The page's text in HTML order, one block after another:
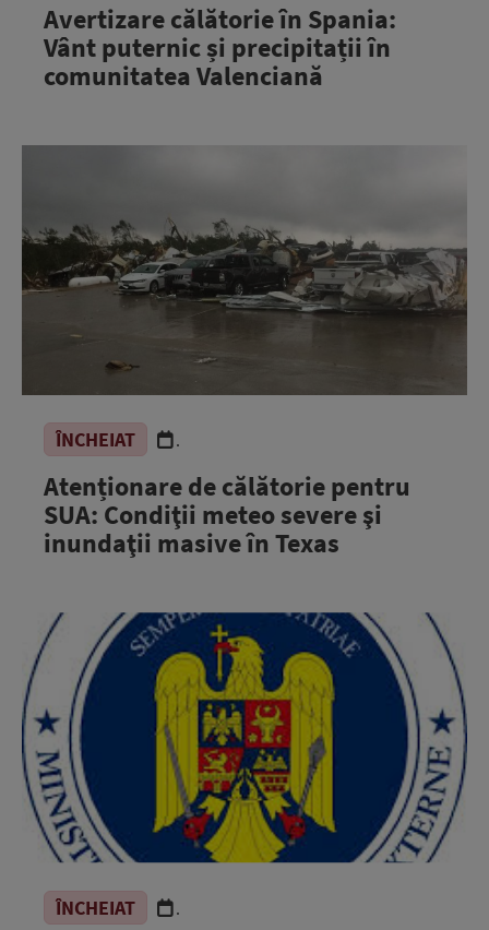
Avertizare călătorie în Spania:
Vânt puternic și precipitații în
comunitatea Valenciană
ÎNCHEIAT .
Atenționare de călătorie pentru
SUA: Condiţii meteo severe şi
inundaţii masive în Texas
ÎNCHEIAT .